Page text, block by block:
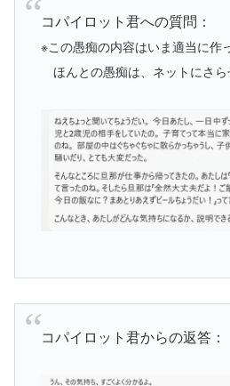
コパイロット君への質問：
※この愚痴の内容はいま適当に作
ほんとの愚痴は、ネットにさ
コパイロット君からの返答：